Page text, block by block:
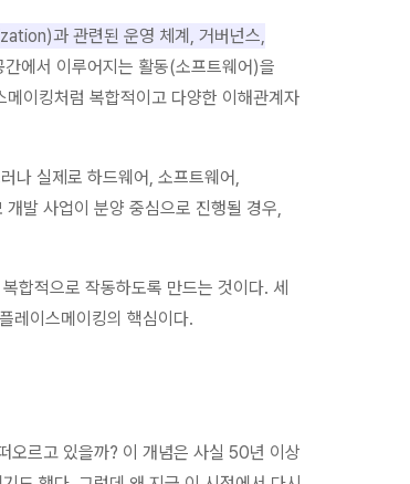
과 관련된 운영 체계, 거버넌스,
에서 이루어지는 활동(소프트웨어)을
이킹처럼 복합적이고 다양한 이해관계자
나 실제로 하드웨어, 소프트웨어,
발 사업이 분양 중심으로 진행될 경우,
합적으로 작동하도록 만드는 것이다. 세
레이스메이킹의 핵심이다.
르고 있을까? 이 개념은 사실 50년 이상